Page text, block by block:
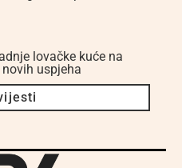
lovačke kuće na
uspjeha